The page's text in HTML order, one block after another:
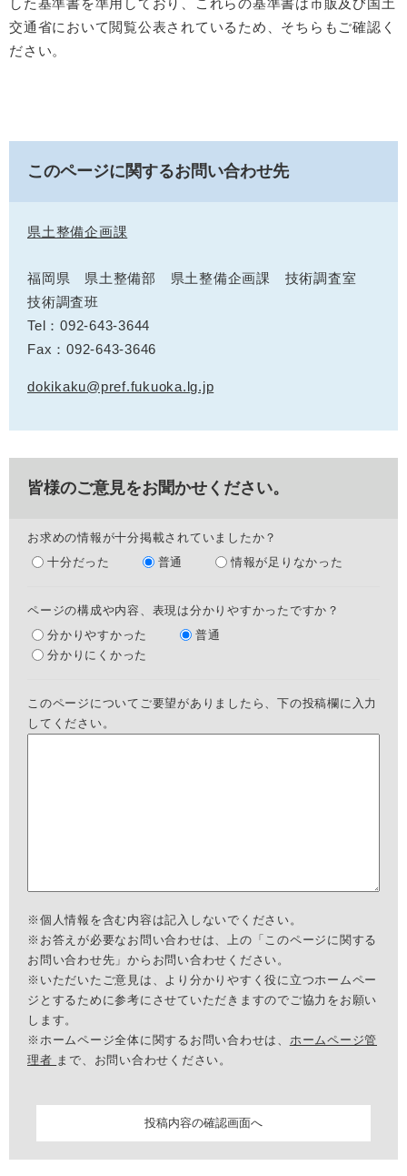
した基準書を準用しており、これらの基準書は市販及び国土
交通省において閲覧公表されているため、そちらもご確認く
ださい。
このページに関するお問い合わせ先
県土整備企画課
福岡県 県土整備部 県土整備企画課 技術調査室
技術調査班
Tel：092-643-3644
Fax：092-643-3646
dokikaku@pref.fukuoka.lg.jp
皆様のご意見をお聞かせください。
お求めの情報が十分掲載されていましたか？
十分だった
普通 情報が足りなかった
ページの構成や内容、表現は分かりやすかったですか？
分かりやすかった
普通
分かりにくかった
このページについてご要望がありましたら、下の投稿欄に入力
してください。
※個人情報を含む内容は記入しないでください。
※お答えが必要なお問い合わせは、上の「このページに関する
お問い合わせ先」からお問い合わせください。
※いただいたご意見は、より分かりやすく役に立つホームペー
ジとするために参考にさせていただきますのでご協力をお願い
します。
※ホームページ全体に関するお問い合わせは、 ホームページ管
理者 まで、お問い合わせください。